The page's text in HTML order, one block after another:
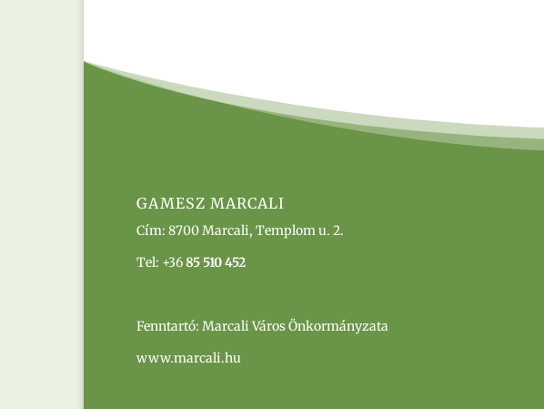
GAMESZ MARCALI
Cím: 8700 Marcali, Templom u. 2.
Tel: +3685 510 452
Fenntartó: Marcali Város Önkormányzata
www.marcali.hu